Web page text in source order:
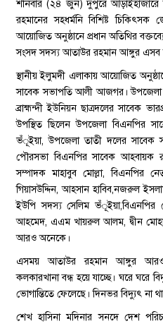
শনিবার (২৪ জুন) দুপুরে আড়াইহাজারে
রহমানের সহধর্মনি বিশিষ্ট চিকিৎসক
আয়োজিত অনুষ্ঠানে প্রধান অতিথির
সংসদ সদস্য আতাউর রহমান আঙ্গুর এসব
স্থানীয় ইলুমদী এলাকায় আয়োজিত
সাবেক সভাপতি আলী আজগর। উপজেলা
ব্রাহ্মন্দী ইউনিয়ন ছাত্রদলের সাবেক
উপস্থিত ছিলেন উপজেলা বিএনপির
ভঁূইয়া, উপজেলা তাতী দলের সাবেক
পৌরসভা বিএনপির সাবেক আহবায়ক
সম্পাদক মাহাবুব মোল্লা, বিএনপির
গিয়াসউদ্দিন, আহসান হাবিব,নজরুল
ইউপি সদস্য সেলিম ভঁূইয়া,বিএনপির
আহমেদ, এএম খায়রুল আলম, দ্বীন
আরও অনেকে।
এসময় আতাউর রহমান আঙ্গুর আরও
কলকারখানা বন্ধ হয়ে যাচ্ছে। ঘরে ঘরে
ভোগান্তিতে ফেলেছে। দিনভর বিদ্যুৎ না
শেখ হাসিনা মদিনার সনদে দেশ